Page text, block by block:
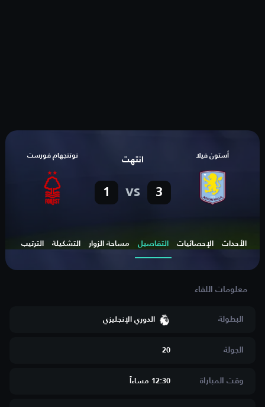
أستون فيلا انتهت
3
vs
1
نوتنجهام فورست
الأحداث الإحصائيات التفاصيل مساحة الزوار التشكيلة الترتيب
البطولة الدوري الإنجليزي
الجولة 20
وقت المباراة 12:30 مساءاََ